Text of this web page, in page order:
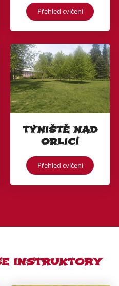
Přehled cvičení
TÝNIŠTĚ NAD
ORLICÍ
Přehled cvičení
INSTRUKTORY